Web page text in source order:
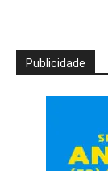
Publicidade